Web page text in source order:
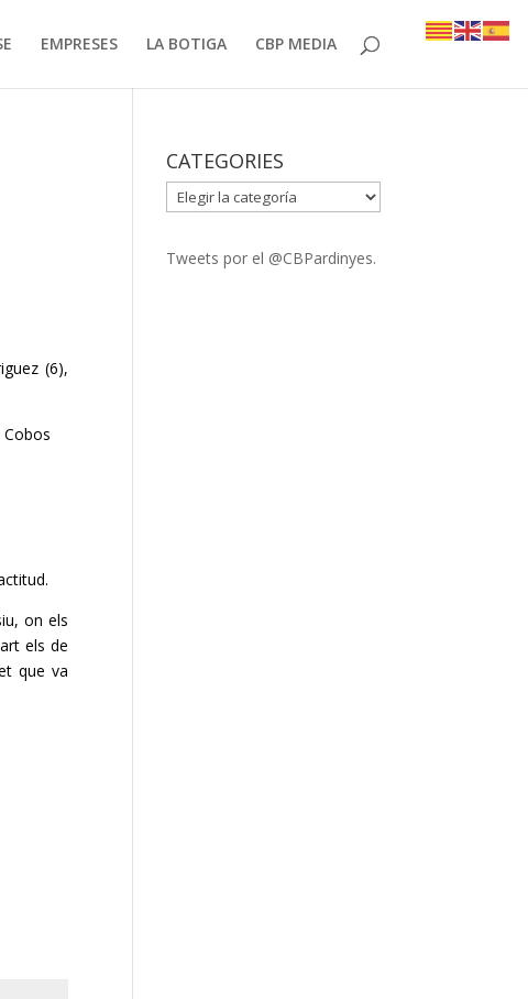
EMPRESES LA BOTIGA CBP MEDIA
(6),
on els
els de
que va
CATEGORIES
CATEGORIES
Tweets por el @CBPardinyes.